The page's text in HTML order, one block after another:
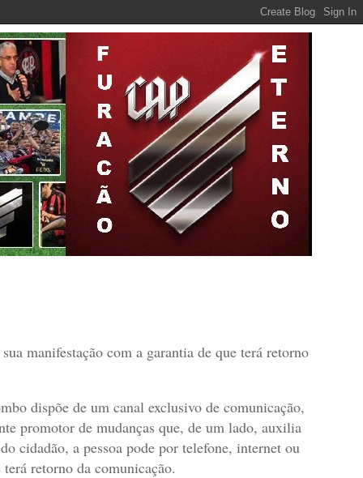
manifestação com a garantia de que terá retorno
dispõe de um canal exclusivo de comunicação,
promotor de mudanças que, de um lado, auxilia
cidadão, a pessoa pode por telefone, internet ou
retorno da comunicação.